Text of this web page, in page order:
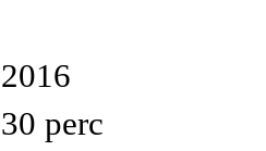
2016
30 perc